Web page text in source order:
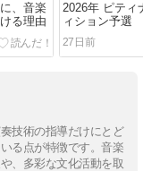
、音楽
る理由
2026年 ピティ
ィション予選
27日前
技術の指導だけにとど
る点が特徴です。音楽
、多彩な文化活動を取